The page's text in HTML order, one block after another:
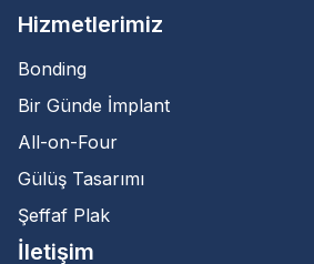
Hizmetlerimiz
Bonding
Bir Günde İmplant
All-on-Four
Gülüş Tasarımı
Şeffaf Plak
İletişim